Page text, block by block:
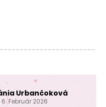
3mm brúsené
Urbančoková
6. Február 2026